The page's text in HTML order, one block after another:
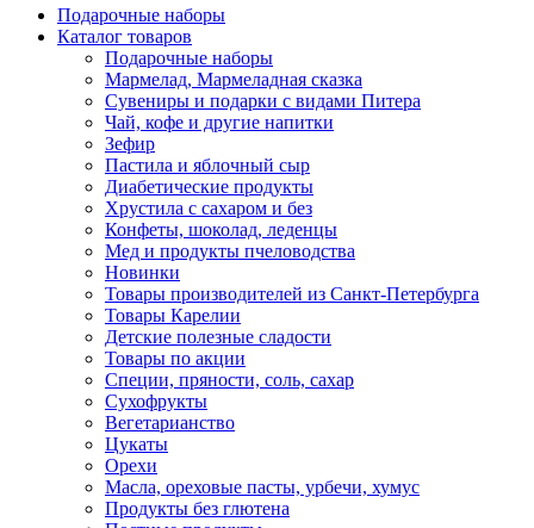
Подарочные наборы
Каталог товаров
Подарочные наборы
Мармелад, Мармеладная сказка
Сувениры и подарки с видами Питера
Чай, кофе и другие напитки
Зефир
Пастила и яблочный сыр
Диабетические продукты
Хрустила с сахаром и без
Конфеты, шоколад, леденцы
Мед и продукты пчеловодства
Новинки
Товары производителей из Санкт-Петербурга
Товары Карелии
Детские полезные сладости
Товары по акции
Специи, пряности, соль, сахар
Сухофрукты
Вегетарианство
Цукаты
Орехи
Масла, ореховые пасты, урбечи, хумус
Продукты без глютена